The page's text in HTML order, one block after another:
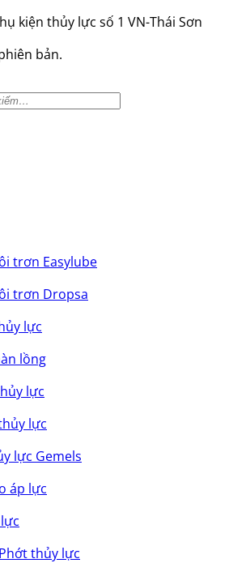
kiện thủy lực số 1 VN-Thái Sơn
bản.
trơn Easylube
trơn Dropsa
lực
lồng
lực
lực
lực Gemels
áp lực
thủy lực